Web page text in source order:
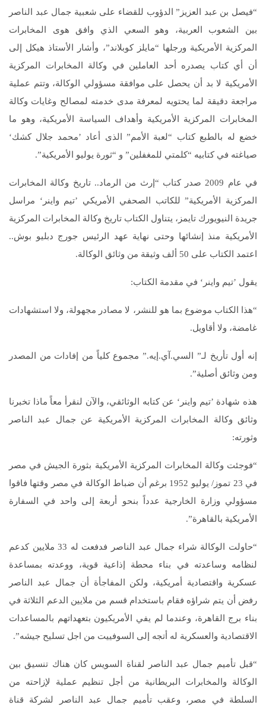
“فيصل بن عبد العزيز” الدؤوب للقضاء على شعبية جمال عبد الناصر
بين الشعوب العربية، وهو السعي الذي وافق هوى المخابرات
المركزية الأمريكية ورجلها “مايلز كوبلاند”، وأشار الأستاذ هيكل إلى
أن أي كتاب يصدره أحد العاملين في وكالة المخابرات المركزية
الأمريكية لا بد أن يحصل على موافقة مسؤولي الوكالة، وتتم عملية
مراجعة دقيقة لما يحتويه لمعرفة مدى خدمته لمصالح وغايات وكالة
المخابرات المركزية الأمريكية وأهداف السياسة الأمريكية، وهو ما
خضع له بالطبع كتاب “لعبة الأمم” الذى أعاد ’محمد جلال كشك‘
صياغته في كتابيه “كلمتي للمغفلين” و “ثورة يوليو الأمريكية”.
في عام 2009 صدر كتاب “إرث من الرماد.. تاريخ وكالة المخابرات
المركزية الأمريكية” للكاتب الصحفي الأمريكي ’تيم واينر‘ مراسل
جريدة النيويورك تايمز، يتناول الكتاب تاريخ وكالة المخابرات المركزية
الأمريكية منذ إنشائها وحتى نهاية عهد الرئيس جورج دبليو بوش..
اعتمد الكتاب على 50 ألف وثيقة من وثائق الوكالة.
يقول ’تيم واينر‘ في مقدمة الكتاب:
“هذا الكتاب موضوع بما هو للنشر، لا مصادر مجهولة، ولا استشهادات
غامضة، ولا أقاويل.
إنه أول تأريخ لـ” السي.آي.إيه.” مجموع كلياً من إفادات من المصدر
ومن وثائق أصلية”.
هذه شهادة ’تيم واينر‘ عن كتابه الوثائقي، والآن لنقرأ معاً ماذا تخبرنا
وثائق وكالة المخابرات المركزية الأمريكية عن جمال عبد الناصر
وثورته:
“فوجئت وكالة المخابرات المركزية الأمريكية بثورة الجيش في مصر
في 23 تموز/ يوليو 1952 برغم أن ضباط الوكالة في مصر وقتها فاقوا
مسؤولي وزارة الخارجية عدداً بنحو أربعة إلى واحد في السفارة
الأمريكية بالقاهرة”.
“حاولت الوكالة شراء جمال عبد الناصر فدفعت له 33 ملايين كدعم
لنظامه وساعدته في بناء محطة إذاعية قوية، ووعدته بمساعدة
عسكرية واقتصادية أمريكية، ولكن المفاجأة أن جمال عبد الناصر
رفض أن يتم شراؤه فقام باستخدام قسم من ملايين الدعم الثلاثة في
بناء برج القاهرة، وعندما لم يفي الأمريكيون بتعهداتهم بالمساعدات
الاقتصادية والعسكرية له أتجه إلى السوفييت من اجل تسليح جيشه”.
“قبل تأميم جمال عبد الناصر لقناة السويس كان هناك تنسيق بين
الوكالة والمخابرات البريطانية من أجل تنظيم عملية لإزاحته من
السلطة في مصر، وعقب تأميم جمال عبد الناصر لشركة قناة